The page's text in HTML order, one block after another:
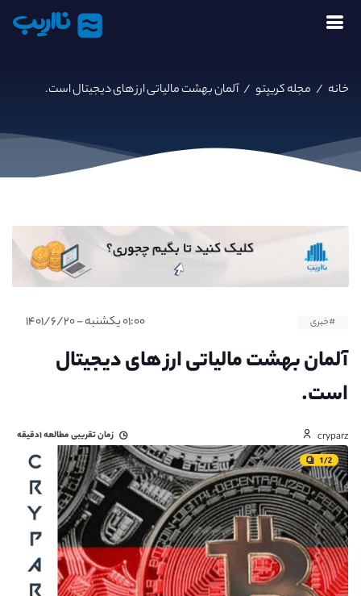
نااریب
خانه / مجله کریپتو /آلمان بهشت مالیاتی ارز های دیجیتال است.
#خبری ۰۱:۰۰ یکشنبه - ۱۴۰۱/۶/۲۰
آلمان بهشت مالیاتی ارز های دیجیتال
است.
cryparz زمان تقریبی مطالعه۱دقیقه